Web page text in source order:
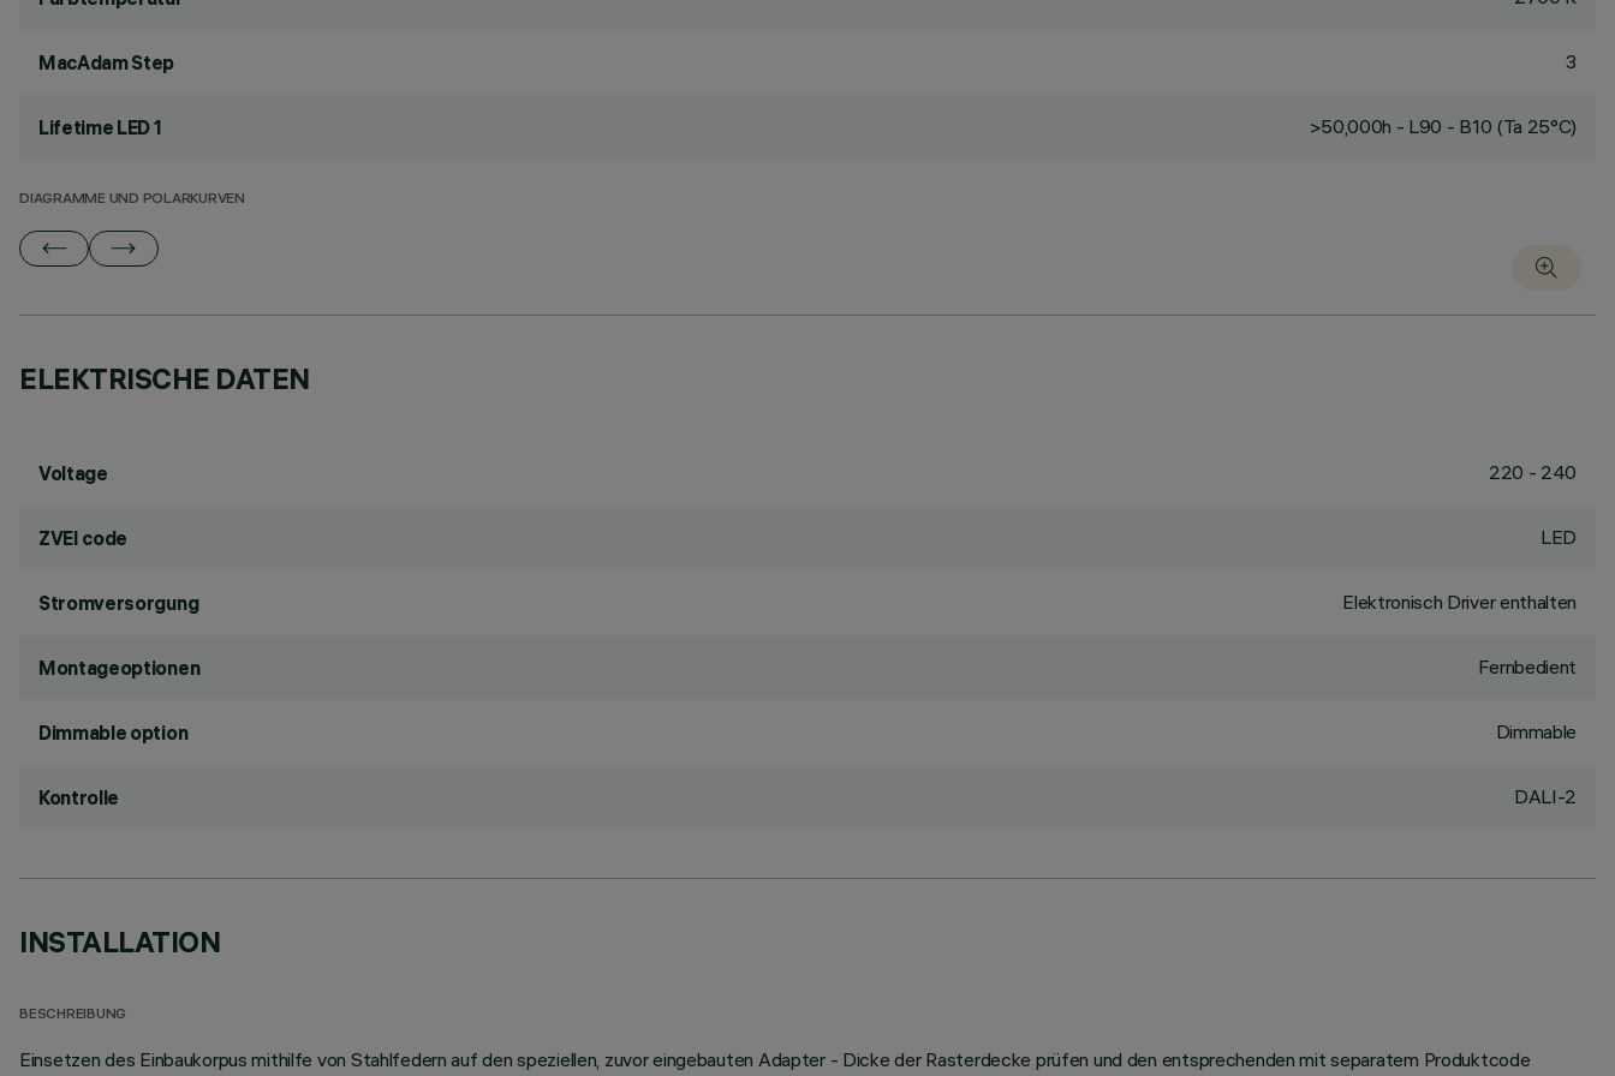
MacAdam Step 3
Lifetime LED 1 >50,000h - L90 - B10 (Ta 25°C)
DIAGRAMME UND POLARKURVEN
ELEKTRISCHE DATEN
Voltage 220 - 240
ZVEI code LED
Stromversorgung Elektronisch Driver enthalten
Montageoptionen Fernbedient
Dimmable option Dimmable
Kontrolle DALI-2
INSTALLATION
BESCHREIBUNG
Einsetzen des Einbaukorpus mithilfe von Stahlfedern auf den speziellen, zuvor eingebauten Adapter - Dicke der Rasterdecke prüfen und den entsprechenden mit separatem Produktcode